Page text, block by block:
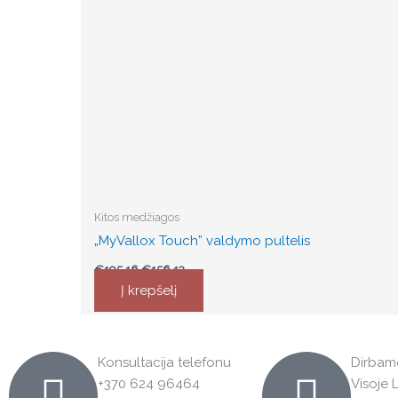
Kitos medžiagos
„MyVallox Touch” valdymo pultelis
€195.16€156.13
Į krepšelį
Konsultacija telefonu
+370 624 96464
Visoje